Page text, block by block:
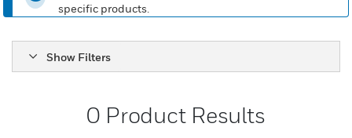
specific products.
Show Filters
0 Product Results